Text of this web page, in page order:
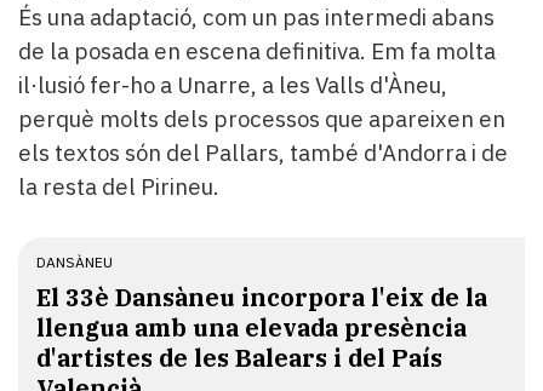
És una adaptació, com un pas intermedi abans
de la posada en escena definitiva. Em fa molta
il·lusió fer-ho a Unarre, a les Valls d'Àneu,
perquè molts dels processos que apareixen en
els textos són del Pallars, també d'Andorra i de
la resta del Pirineu.
DANSÀNEU
El 33è Dansàneu incorpora l'eix de la
llengua amb una elevada presència
d'artistes de les Balears i del País